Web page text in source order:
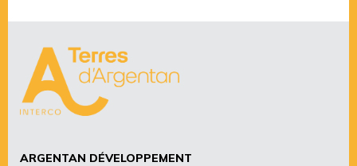
ARGENTAN DÉVELOPPEMENT